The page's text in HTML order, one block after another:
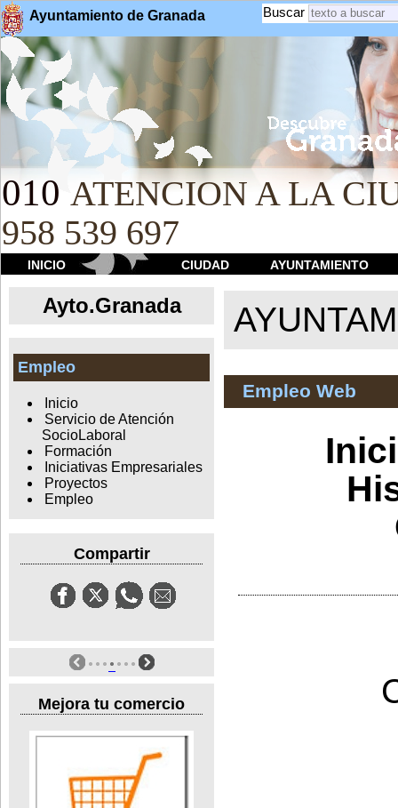
Ayuntamiento de Granada Buscar
010 ATENCION A LA
958 539 697
INICIO CIUDAD AYUNTAMIENTO
Ayto.Granada
Empleo
Inicio
Servicio de Atención
SocioLaboral
Formación
Iniciativas Empresariales
Proyectos
Empleo
Compartir
Mejora tu comercio
Empleo Web